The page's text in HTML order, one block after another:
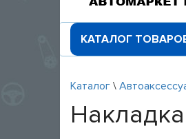
КАТАЛОГ
Каталог \